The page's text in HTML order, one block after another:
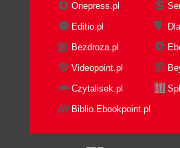
Onepress.pl
Editio.pl
Bezdroza.pl
Videopoint.pl
Czytalisek.pl
Biblio.Ebookpoint.pl